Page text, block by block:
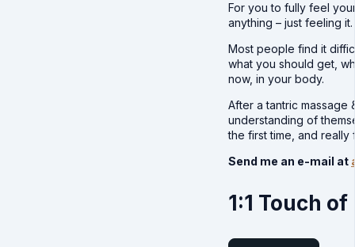
For you to fully feel
anything – just feeling
Most people find it
what you should get,
now, in your body.
After a tantric massage
understanding of
the first time, and
Send me an e-mail at
1:1 Touch